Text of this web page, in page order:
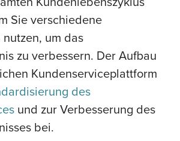
Sie verschiedene
um das
zu verbessern. Der Aufbau
Kundenserviceplattform
des
und zur Verbesserung des
bei.